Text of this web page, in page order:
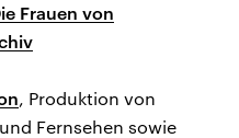
Frauen von
, Produktion von
Fernsehen sowie